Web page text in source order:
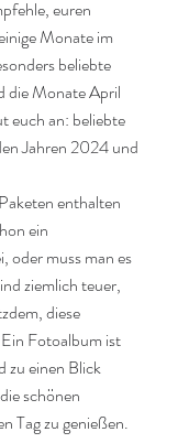
euren
Monate im
beliebte
die Monate April
euch an: beliebte
Jahren 2024 und
enthalten
ein
oder muss man es
ziemlich teuer,
diese
Fotoalbum ist
zu einen Blick
schönen
Tag zu genießen.